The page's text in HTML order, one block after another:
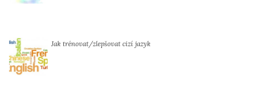
Jak trénovat/zlepšovat cizí jazyk